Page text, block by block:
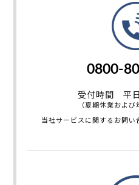
0800-
受付時間 平
（夏期休業および
当社サービスに関するお問